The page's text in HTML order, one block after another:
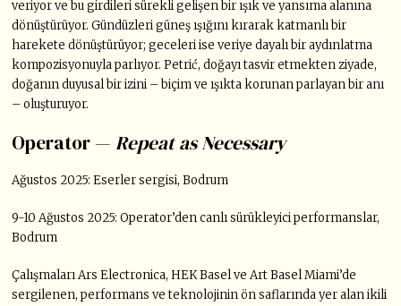
veriyor ve bu girdileri sürekli gelişen bir ışık ve yansıma alanına
dönüştürüyor. Gündüzleri güneş ışığını kırarak katmanlı bir
harekete dönüştürüyor; geceleri ise veriye dayalı bir aydınlatma
kompozisyonuyla parlıyor. Petrić, doğayı tasvir etmekten ziyade,
doğanın duyusal bir izini – biçim ve ışıkta korunan parlayan bir anı
– oluşturuyor.
Operator —Repeat as Necessary
Ağustos 2025: Eserler sergisi, Bodrum
9-10 Ağustos 2025: Operator’den canlı sürükleyici performanslar,
Bodrum
Çalışmaları Ars Electronica, HEK Basel ve Art Basel Miami’de
sergilenen, performans ve teknolojinin ön saflarında yer alan ikili